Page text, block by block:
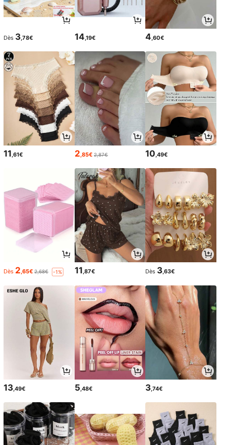
Dès 3,78€ 14,19€ 4,60€
11,61€ 2,85€ 2,87€ 10,49€
Dès 2,65€ 2,68€ -1% 11,87€ Dès 3,63€
13 ,49€ 5 ,48€ 3 ,74€